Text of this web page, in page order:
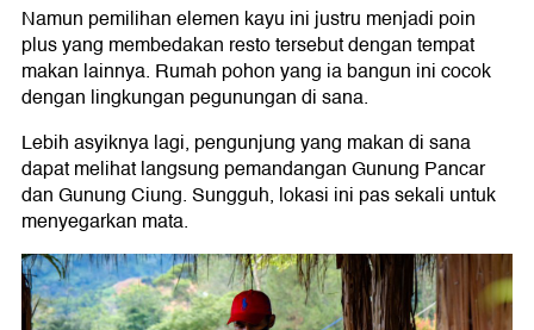
Namun pemilihan elemen kayu ini justru menjadi poin
plus yang membedakan resto tersebut dengan tempat
makan lainnya. Rumah pohon yang ia bangun ini cocok
dengan lingkungan pegunungan di sana.
Lebih asyiknya lagi, pengunjung yang makan di sana
dapat melihat langsung pemandangan Gunung Pancar
dan Gunung Ciung. Sungguh, lokasi ini pas sekali untuk
menyegarkan mata.